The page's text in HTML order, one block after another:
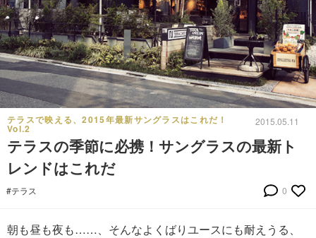
テラスで映える、2015年最新サングラスはこれだ！
Vol.2
2015.05.11
テラスの季節に必携！サングラスの最新ト
レンドはこれだ
#テラス 0
朝も昼も夜も……、そんなよくばりユースにも耐えうる、